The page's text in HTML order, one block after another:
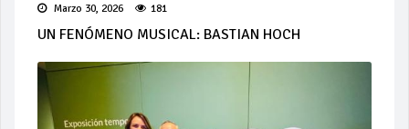
Marzo 30, 2026 181
UN FENÓMENO MUSICAL: BASTIAN HOCH